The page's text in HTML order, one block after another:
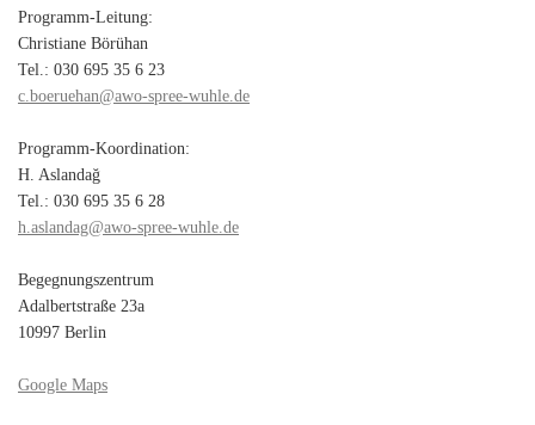
Programm-Leitung:
Christiane Börühan
Tel.: 030 695 35 6 23
c.boeruehan@awo-spree-wuhle.de
Programm-Koordination:
H. Aslandağ
Tel.: 030 695 35 6 28
h.aslandag@awo-spree-wuhle.de
Begegnungszentrum
Adalbertstraße 23a
10997 Berlin
Google Maps